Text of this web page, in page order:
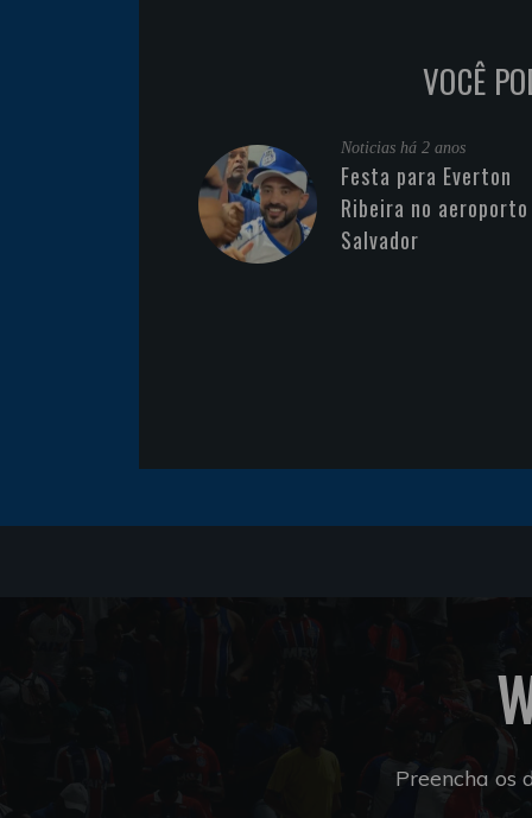
VOCÊ
Noticias há 2 anos
Festa para Everton
Ribeira no
Salvador
Preencha os